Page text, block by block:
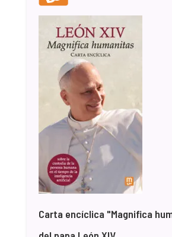
Carta encíclica "Magnifica